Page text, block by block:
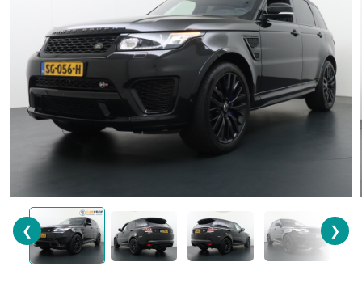
❮ ❯